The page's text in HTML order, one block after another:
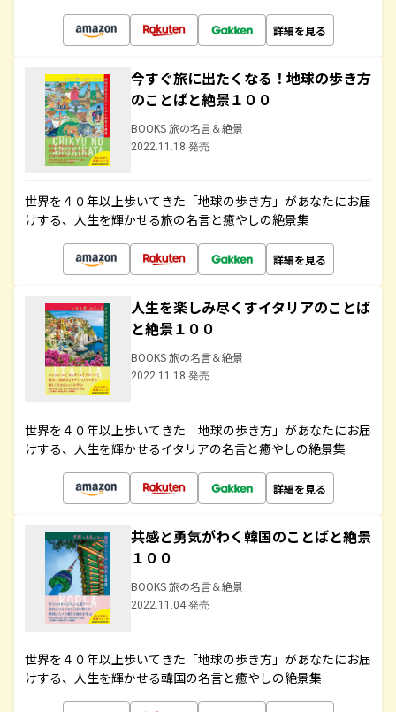
詳細を見る
今すぐ旅に出たくなる！地球の歩き方
のことばと絶景１００
BOOKS 旅の名言＆絶景
2022.11.18 発売
世界を４０年以上歩いてきた「地球の歩き方」があなたにお届
けする、人生を輝かせる旅の名言と癒やしの絶景集
詳細を見る
人生を楽しみ尽くすイタリアのことば
と絶景１００
BOOKS 旅の名言＆絶景
2022.11.18 発売
世界を４０年以上歩いてきた「地球の歩き方」があなたにお届
けする、人生を輝かせるイタリアの名言と癒やしの絶景集
詳細を見る
共感と勇気がわく韓国のことばと絶景
１００
BOOKS 旅の名言＆絶景
2022.11.04 発売
世界を４０年以上歩いてきた「地球の歩き方」があなたにお届
けする、人生を輝かせる韓国の名言と癒やしの絶景集